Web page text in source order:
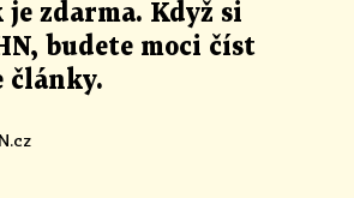
je zdarma. Když si
budete moci číst
články.